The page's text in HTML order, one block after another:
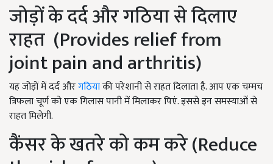
जोड़ों के दर्द और गठिया से दिलाए
राहत (Provides relief from
joint pain and arthritis)
यह जोड़ों में दर्द औरगठियाकी परेशानी से राहत दिलाता है. आप एक चम्मच
त्रिफला चूर्ण को एक गिलास पानी में मिलाकर पिएं. इससे इन समस्याओं से
राहत मिलेगी.
कैंसर के खतरे को कम करे (Reduce